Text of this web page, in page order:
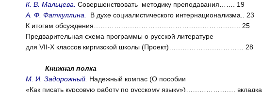
К. В. Мальцева. Совершенствовать методику преподавания……. 19
А. Ф. Фаткуллина. В духе социалистического интернационализма.. 23
К итогам обсуждения……………………………………………………….. 25
Предварительная схема программы о русской литературе
для VII-Х классов киргизской школы (Проект)…………………………… 28
Книжная полка
М. И. Задорожный. Надежный компас (О пособии
«Как писать курсовую работу по русскому языку»)…………………. вкладка